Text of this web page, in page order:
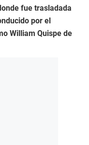
fue trasladada
por el
William Quispe de